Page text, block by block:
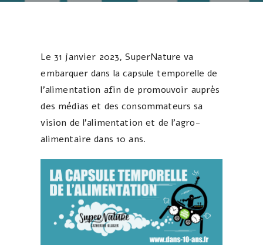
Le 31 janvier 2023, SuperNature va
embarquer dans la capsule temporelle de
l’alimentation afin de promouvoir auprès
des médias et des consommateurs sa
vision de l’alimentation et de l’agro-
alimentaire dans 10 ans.